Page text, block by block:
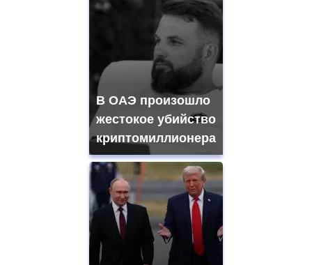
В ОАЭ произошло
жестокое убийство
криптомиллионера